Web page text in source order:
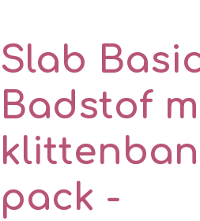
Slab
Badstof
pack -